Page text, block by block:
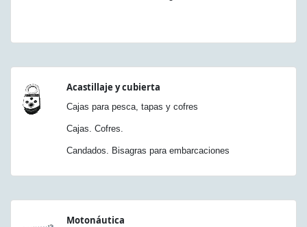
Acastillaje y cubierta
Cajas para pesca, tapas y cofres
Cajas. Cofres.
Candados. Bisagras para embarcaciones
Motonáutica